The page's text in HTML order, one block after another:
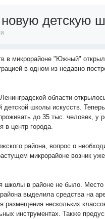
детскую
в микрорайоне "Южный"
в одном из недавно
области
школы искусств.
до 35 тыс. человек, у
в центр города.
района, вопрос о
микрорайоне возник
школы в районе не было.
выделила средства на
нескольких
инструментах. Также